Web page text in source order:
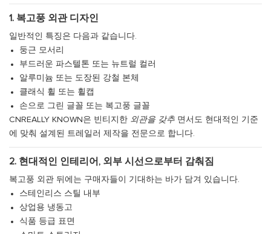
1. 복고풍 외관 디자인
일반적인 특징은 다음과 같습니다.
둥근 모서리
부드러운 파스텔톤 또는 뉴트럴 컬러
알루미늄 또는 도장된 강철 본체
클래식 휠 또는 휠캡
손으로 그린 ​​글꼴 또는 복고풍 글꼴
CNREALLY KNOWN은 빈티지한 외관을 갖추 면서도 현대적인 기준
에 맞춰 설계된 트레일러 제작을 전문으로 합니다.
2. 현대적인 인테리어, 외부 시선으로부터 감춰짐
복고풍 외관 뒤에는 구매자들이 기대하는 바가 담겨 있습니다.
스테인리스 스틸 내부
상업용 냉동고
식품 등급 표면